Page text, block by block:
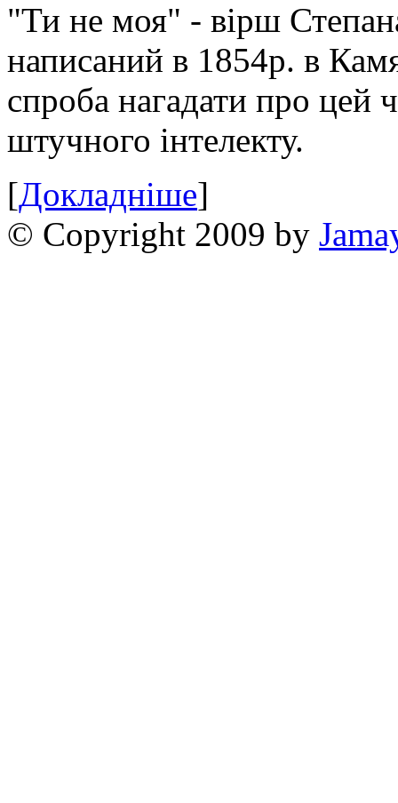
"Ти не моя" - вірш
написаний в 1854р. в
спроба нагадати про цей
штучного інтелекту.
[Докладніше]
© Copyright 2009 by